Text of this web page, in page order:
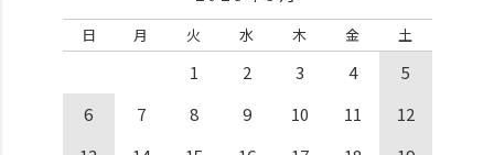
日 月 火 水 木 金 土
1 2 3 4
5
6
7 8 9 10 11
12